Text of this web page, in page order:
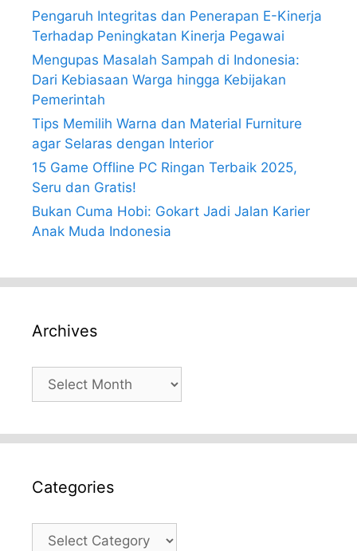
Pengaruh Integritas dan Penerapan E-Kinerja
Terhadap Peningkatan Kinerja Pegawai
Mengupas Masalah Sampah di Indonesia:
Dari Kebiasaan Warga hingga Kebijakan
Pemerintah
Tips Memilih Warna dan Material Furniture
agar Selaras dengan Interior
15 Game Offline PC Ringan Terbaik 2025,
Seru dan Gratis!
Bukan Cuma Hobi: Gokart Jadi Jalan Karier
Anak Muda Indonesia
Archives
Archives
Categories
Categories